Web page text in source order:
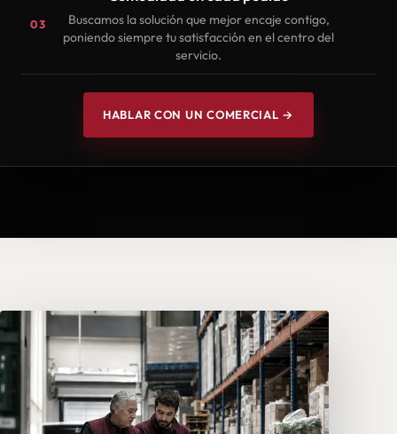
03
Buscamos la solución que mejor encaje contigo,
poniendo siempre tu satisfacción en el centro del
servicio.
HABLAR CON UN COMERCIAL →